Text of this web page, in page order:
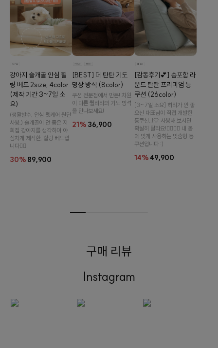
강아지 슬개골 안심 힐
링 베드 2size, 4color
(제작 기간 3~7일 소
요)
(생활발수, 안심 펫케어 원단
사용,) 슬개골이 안 좋은 저
희집 강아지를 생각하며 야
심차게 제작한, 힐링 베드입
니다👍🏻
30% 89,900
[BEST] 더 탄탄 기도
명상 방석 (8color)
쿠션 전문점에서 만든! 차원
이 다른 퀄리티의 기도 방석
을 만나보세요!
21% 36,900
[감동후기💕] 솜포함 라
운드 탄탄 프리미엄 등
쿠션 (26color)
[3~7일 소요] 허리가 안 좋
으신 대표님이 직접 개발한
등쿠션..!🤍 사용해 보시면
확실히 달라요!👉🏻👈🏻 내 몸
에 맞게 사용하는 맞춤형 등
쿠션입니다 :)
14%49,900
구매 리뷰
Instagram